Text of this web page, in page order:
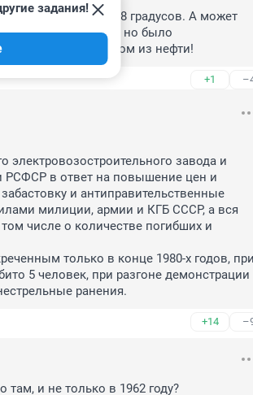
бормотуха 16-18 градусов. А может
виноградным, но было
спиртом из нефти!
+1
задания!
электровозостроительного завода и
РСФСР в ответ на повышение цен и
и антиправительственные
милиции, армии и КГБ СССР, а вся
числе о количестве погибших и
только в конце 1980-х годов, при
5 человек, при разгоне демонстрации
ранения.
+14
и не только в 1962 году?